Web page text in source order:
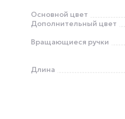
Основной цвет
Дополнительный цвет
Вращающиеся ручки
Длина